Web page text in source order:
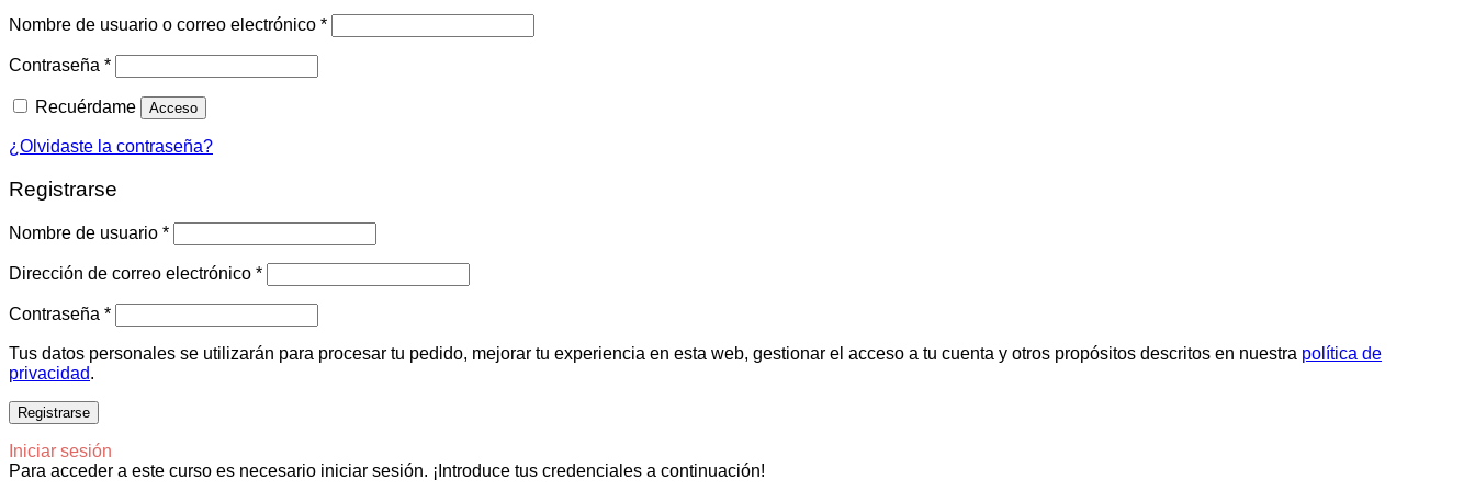
Nombre de usuario o correo electrónico *Obligatorio
Contraseña *Obligatorio
Recuérdame Acceso
¿Olvidaste la contraseña?
Registrarse
Nombre de usuario *Obligatorio
Dirección de correo electrónico *Obligatorio
Contraseña *Obligatorio
Tus datos personales se utilizarán para procesar tu pedido, mejorar tu experiencia en esta web, gestionar el acceso a tu cuenta y otros propósitos descritos en nuestra política de
privacidad.
Registrarse
Iniciar sesión
Para acceder a este curso es necesario iniciar sesión. ¡Introduce tus credenciales a continuación!